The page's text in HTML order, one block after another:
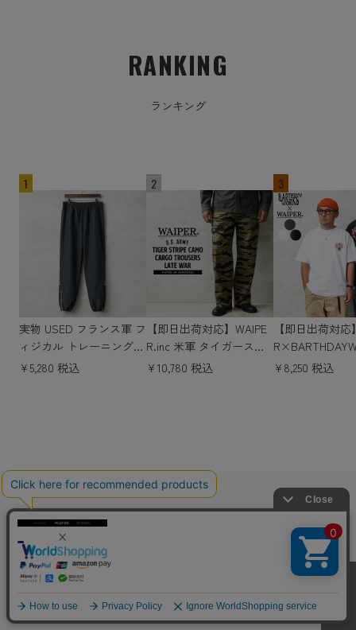
RANKING
ランキング
1
実物 USED フランス軍 フ
ィジカル トレーニングパ
ンツ リフレクター付き
¥5,280 税込
2
【即日出荷対応】WAIPE
R.inc 米軍 タイガースト
ライプカモ カーゴトラウ
¥10,780 税込
3
【即日出荷対応
“FUKUOKA”
¥8,250 税込
MILITARY ITEM
注目実物アイテム